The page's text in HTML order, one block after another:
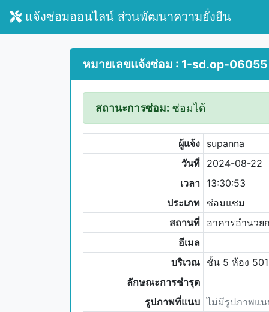
แจ้งซ่อมออนไลน์ ส่วนพัฒนาความยั่งยืน
หมายเลขแจ้งซ่อม : 1-sd.op-06055
สถานะการซ่อม: ซ่อมได้
ผู้แจ้ง supanna
วันที่ 2024-08-22
เวลา 13:30:53
ประเภท ซ่อมแซม
สถานที่ อาคารอำนวย
อีเมล
บริเวณ ชั้น 5 ห้อง 501
ลักษณะการชำรุด
รูปภาพที่แนบ ไม่มีรูปภาพแน